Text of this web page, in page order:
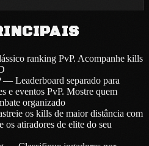
ranking PvP. Acompanhe kills
Leaderboard separado para
e eventos PvP. Mostre quem
organizado
os kills de maior distância com
os atiradores de elite do seu